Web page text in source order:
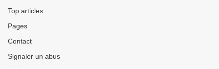
Top articles
Pages
Contact
Signaler un abus